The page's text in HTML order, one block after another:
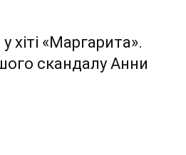
хіті «Маргарита».
скандалу Анни